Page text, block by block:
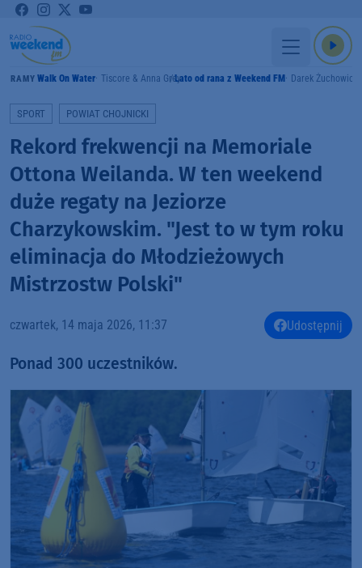
GRAMY Walk On Water Tiscore & Anna GreyLato od rana z Weekend FM Darek Żuchowicz
SPORT POWIAT CHOJNICKI
Rekord frekwencji na Memoriale
Ottona Weilanda. W ten weekend
duże regaty na Jeziorze
Charzykowskim. "Jest to w tym roku
eliminacja do Młodzieżowych
Mistrzostw Polski"
czwartek, 14 maja 2026, 11:37 Udostępnij
Ponad 300 uczestników.